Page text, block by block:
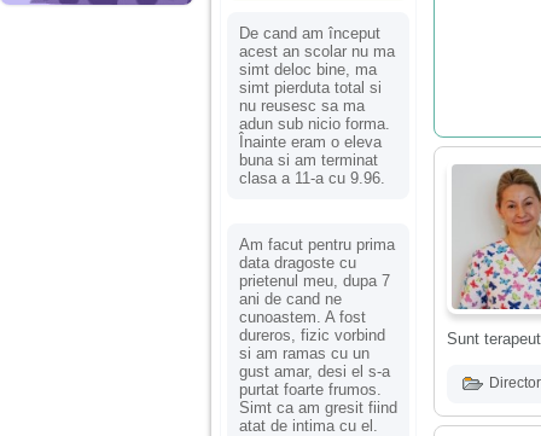
De cand am început
acest an scolar nu ma
simt deloc bine, ma
simt pierduta total si
nu reusesc sa ma
adun sub nicio forma.
Înainte eram o eleva
buna si am terminat
clasa a 11-a cu 9.96.
Am facut pentru prima
data dragoste cu
prietenul meu, dupa 7
ani de cand ne
cunoastem. A fost
dureros, fizic vorbind
si am ramas cu un
gust amar, desi el s-a
purtat foarte frumos.
Simt ca am gresit fiind
atat de intima cu el.
Sunt